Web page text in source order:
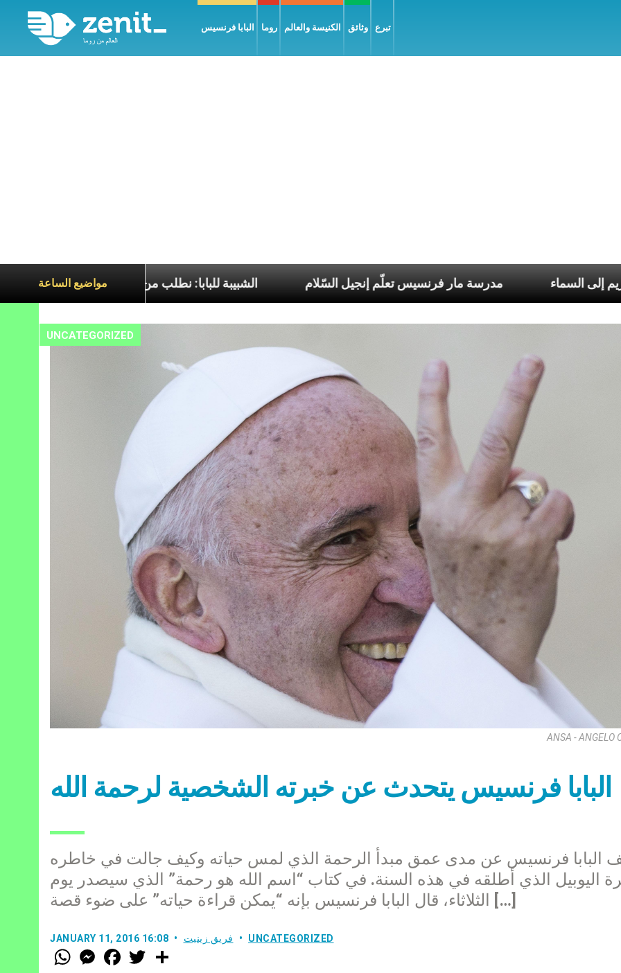
البابا فرنسيس روما الكنيسة والعالم وثائق تبرع
مواضيع الساعة
الشبيبة للبابا: نطلب من قداستكم أن مدرسة مار فرنسيس تعلّم إنجيل السّلام العذراء مريم إلى السماء
UNCATEGORIZED
ANSA - ANGELO
البابا فرنسيس يتحدث عن خبرته الشخصية لرحمة الله
البابا فرنسيس عن مدى عمق مبدأ الرحمة الذي لمس حياته وكيف جالت في خاطره
اليوبيل الذي أطلقه في هذه السنة. في كتاب “اسم الله هو رحمة” الذي سيصدر يوم
الثلاثاء، قال البابا فرنسيس بإنه “يمكن قراءة حياته” على ضوء قصة […]
JANUARY 11, 2016 16:08 فريق زينيت UNCATEGORIZED
W
h
M
e
F
a w